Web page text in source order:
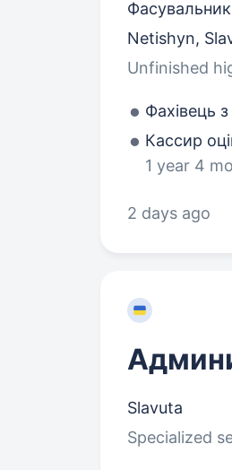
Netishyn,
Unfinished
Фахівець
Кассир
1 year 4
2 days ago
Slavuta
Specialized